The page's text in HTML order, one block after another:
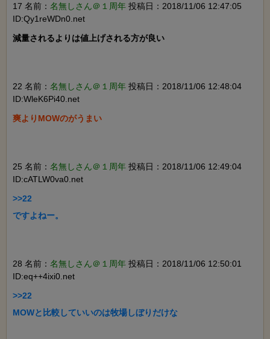
17 名前： 名無しさん＠１周年 投稿日：2018/11/06 12:47:05
ID:Qy1reWDn0.net
減量されるよりは値上げされる方が良い
22 名前： 名無しさん＠１周年 投稿日：2018/11/06 12:48:04
ID:WleK6Pi40.net
爽よりMOWのがうまい
25 名前： 名無しさん＠１周年 投稿日：2018/11/06 12:49:04
ID:cATLW0va0.net
>>22
ですよねー。
28 名前： 名無しさん＠１周年 投稿日：2018/11/06 12:50:01
ID:eq++4ixi0.net
>>22
MOWと比較していいのは牧場しぼりだけな